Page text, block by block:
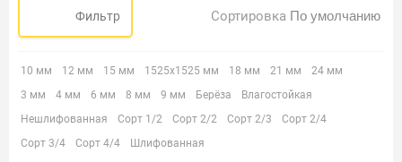
Фильтр Сортировка
10 мм 12 мм 15 мм 1525х1525 мм 18 мм 21 мм
24 мм
3 мм
4 мм 6 мм 8 мм 9 мм Берёза
Влагостойкая
Нешлифованная
Сорт 1/2 Сорт 2/2 Сорт 2/3
Сорт 2/4
Сорт 3/4
Сорт 4/4 Шлифованная